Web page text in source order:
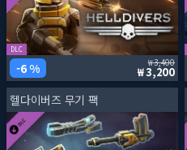
DLC
6 % 3,400
3,200
헬다이버즈 무기 팩